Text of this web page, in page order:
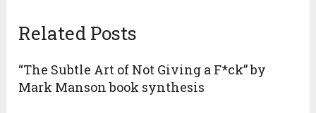
Related Posts
“The Subtle Art of Not Giving a F*ck” by
Mark Manson book synthesis